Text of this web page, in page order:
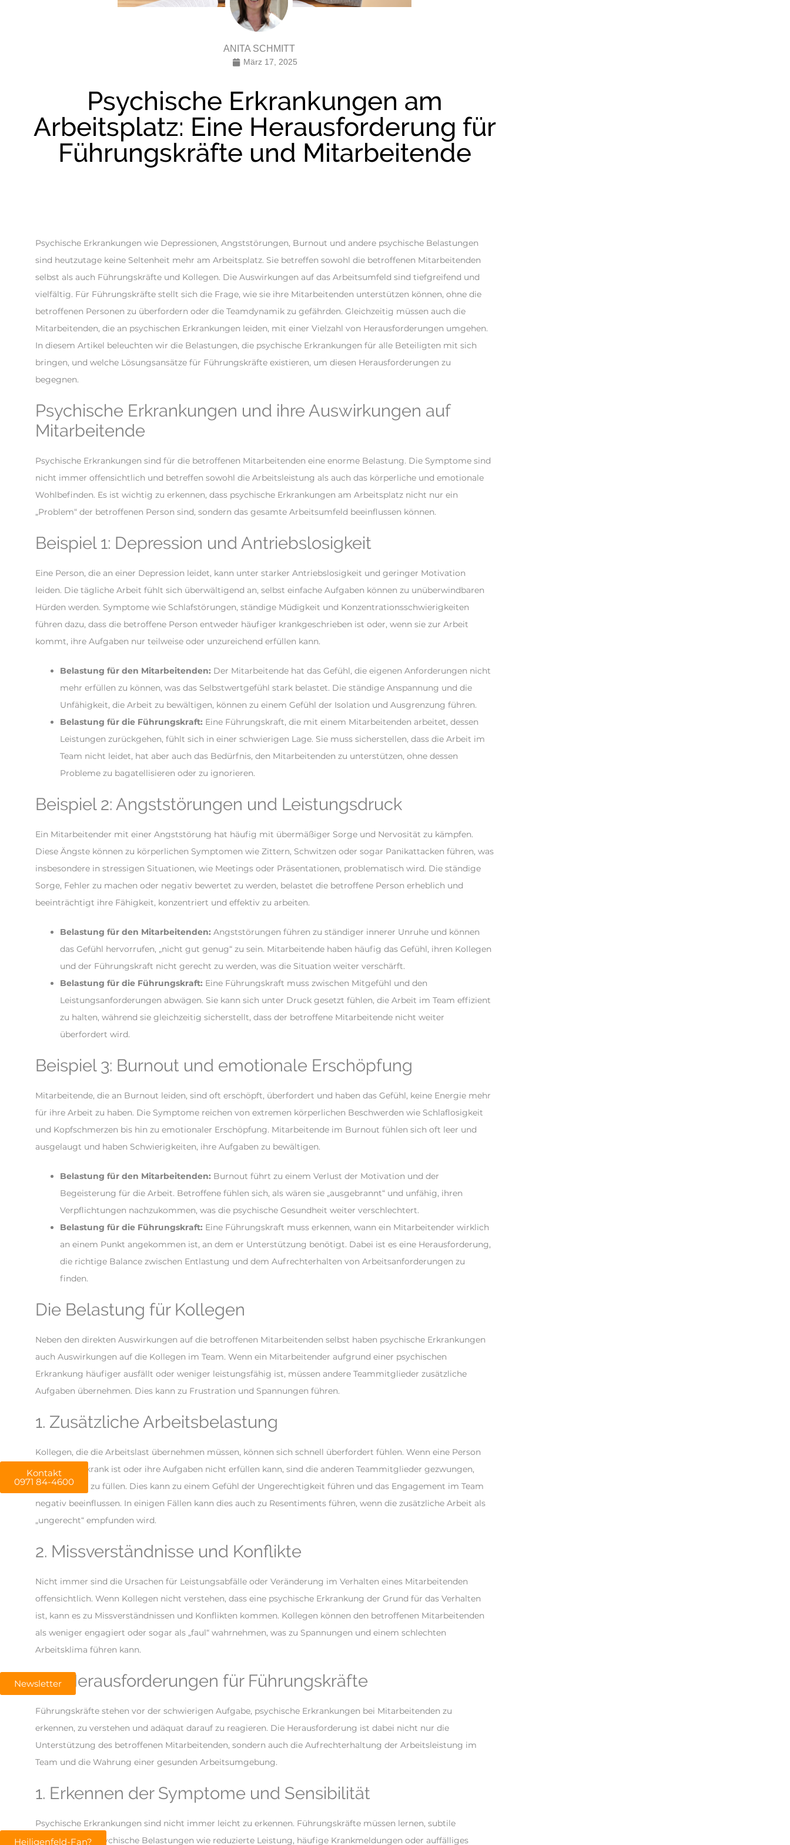
Kontakt
0971 84-4600
Newsletter
Heiligenfeld-Fan?
ANITA SCHMITT
März 17, 2025
Psychische Erkrankungen am
Arbeitsplatz: Eine Herausforderung für
Führungskräfte und Mitarbeitende
Psychische Erkrankungen wie Depressionen, Angststörungen, Burnout und andere psychische Belastungen
sind heutzutage keine Seltenheit mehr am Arbeitsplatz. Sie betreffen sowohl die betroffenen Mitarbeitenden
selbst als auch Führungskräfte und Kollegen. Die Auswirkungen auf das Arbeitsumfeld sind tiefgreifend und
vielfältig. Für Führungskräfte stellt sich die Frage, wie sie ihre Mitarbeitenden unterstützen können, ohne die
betroffenen Personen zu überfordern oder die Teamdynamik zu gefährden. Gleichzeitig müssen auch die
Mitarbeitenden, die an psychischen Erkrankungen leiden, mit einer Vielzahl von Herausforderungen umgehen.
In diesem Artikel beleuchten wir die Belastungen, die psychische Erkrankungen für alle Beteiligten mit sich
bringen, und welche Lösungsansätze für Führungskräfte existieren, um diesen Herausforderungen zu
begegnen.
Psychische Erkrankungen und ihre Auswirkungen auf
Mitarbeitende
Psychische Erkrankungen sind für die betroffenen Mitarbeitenden eine enorme Belastung. Die Symptome sind
nicht immer offensichtlich und betreffen sowohl die Arbeitsleistung als auch das körperliche und emotionale
Wohlbefinden. Es ist wichtig zu erkennen, dass psychische Erkrankungen am Arbeitsplatz nicht nur ein
„Problem“ der betroffenen Person sind, sondern das gesamte Arbeitsumfeld beeinflussen können.
Beispiel 1: Depression und Antriebslosigkeit
Eine Person, die an einer Depression leidet, kann unter starker Antriebslosigkeit und geringer Motivation
leiden. Die tägliche Arbeit fühlt sich überwältigend an, selbst einfache Aufgaben können zu unüberwindbaren
Hürden werden. Symptome wie Schlafstörungen, ständige Müdigkeit und Konzentrationsschwierigkeiten
führen dazu, dass die betroffene Person entweder häufiger krankgeschrieben ist oder, wenn sie zur Arbeit
kommt, ihre Aufgaben nur teilweise oder unzureichend erfüllen kann.
Belastung für den Mitarbeitenden: Der Mitarbeitende hat das Gefühl, die eigenen Anforderungen nicht
mehr erfüllen zu können, was das Selbstwertgefühl stark belastet. Die ständige Anspannung und die
Unfähigkeit, die Arbeit zu bewältigen, können zu einem Gefühl der Isolation und Ausgrenzung führen.
Belastung für die Führungskraft: Eine Führungskraft, die mit einem Mitarbeitenden arbeitet, dessen
Leistungen zurückgehen, fühlt sich in einer schwierigen Lage. Sie muss sicherstellen, dass die Arbeit im
Team nicht leidet, hat aber auch das Bedürfnis, den Mitarbeitenden zu unterstützen, ohne dessen
Probleme zu bagatellisieren oder zu ignorieren.
Beispiel 2: Angststörungen und Leistungsdruck
Ein Mitarbeitender mit einer Angststörung hat häufig mit übermäßiger Sorge und Nervosität zu kämpfen.
Diese Ängste können zu körperlichen Symptomen wie Zittern, Schwitzen oder sogar Panikattacken führen, was
insbesondere in stressigen Situationen, wie Meetings oder Präsentationen, problematisch wird. Die ständige
Sorge, Fehler zu machen oder negativ bewertet zu werden, belastet die betroffene Person erheblich und
beeinträchtigt ihre Fähigkeit, konzentriert und effektiv zu arbeiten.
Belastung für den Mitarbeitenden: Angststörungen führen zu ständiger innerer Unruhe und können
das Gefühl hervorrufen, „nicht gut genug“ zu sein. Mitarbeitende haben häufig das Gefühl, ihren Kollegen
und der Führungskraft nicht gerecht zu werden, was die Situation weiter verschärft.
Belastung für die Führungskraft: Eine Führungskraft muss zwischen Mitgefühl und den
Leistungsanforderungen abwägen. Sie kann sich unter Druck gesetzt fühlen, die Arbeit im Team effizient
zu halten, während sie gleichzeitig sicherstellt, dass der betroffene Mitarbeitende nicht weiter
überfordert wird.
Beispiel 3: Burnout und emotionale Erschöpfung
Mitarbeitende, die an Burnout leiden, sind oft erschöpft, überfordert und haben das Gefühl, keine Energie mehr
für ihre Arbeit zu haben. Die Symptome reichen von extremen körperlichen Beschwerden wie Schlaflosigkeit
und Kopfschmerzen bis hin zu emotionaler Erschöpfung. Mitarbeitende im Burnout fühlen sich oft leer und
ausgelaugt und haben Schwierigkeiten, ihre Aufgaben zu bewältigen.
Belastung für den Mitarbeitenden: Burnout führt zu einem Verlust der Motivation und der
Begeisterung für die Arbeit. Betroffene fühlen sich, als wären sie „ausgebrannt“ und unfähig, ihren
Verpflichtungen nachzukommen, was die psychische Gesundheit weiter verschlechtert.
Belastung für die Führungskraft: Eine Führungskraft muss erkennen, wann ein Mitarbeitender wirklich
an einem Punkt angekommen ist, an dem er Unterstützung benötigt. Dabei ist es eine Herausforderung,
die richtige Balance zwischen Entlastung und dem Aufrechterhalten von Arbeitsanforderungen zu
finden.
Die Belastung für Kollegen
Neben den direkten Auswirkungen auf die betroffenen Mitarbeitenden selbst haben psychische Erkrankungen
auch Auswirkungen auf die Kollegen im Team. Wenn ein Mitarbeitender aufgrund einer psychischen
Erkrankung häufiger ausfällt oder weniger leistungsfähig ist, müssen andere Teammitglieder zusätzliche
Aufgaben übernehmen. Dies kann zu Frustration und Spannungen führen.
1. Zusätzliche Arbeitsbelastung
Kollegen, die die Arbeitslast übernehmen müssen, können sich schnell überfordert fühlen. Wenn eine Person
regelmäßig krank ist oder ihre Aufgaben nicht erfüllen kann, sind die anderen Teammitglieder gezwungen,
diese Lücken zu füllen. Dies kann zu einem Gefühl der Ungerechtigkeit führen und das Engagement im Team
negativ beeinflussen. In einigen Fällen kann dies auch zu Resentiments führen, wenn die zusätzliche Arbeit als
„ungerecht“ empfunden wird.
2. Missverständnisse und Konflikte
Nicht immer sind die Ursachen für Leistungsabfälle oder Veränderung im Verhalten eines Mitarbeitenden
offensichtlich. Wenn Kollegen nicht verstehen, dass eine psychische Erkrankung der Grund für das Verhalten
ist, kann es zu Missverständnissen und Konflikten kommen. Kollegen können den betroffenen Mitarbeitenden
als weniger engagiert oder sogar als „faul“ wahrnehmen, was zu Spannungen und einem schlechten
Arbeitsklima führen kann.
Die Herausforderungen für Führungskräfte
Führungskräfte stehen vor der schwierigen Aufgabe, psychische Erkrankungen bei Mitarbeitenden zu
erkennen, zu verstehen und adäquat darauf zu reagieren. Die Herausforderung ist dabei nicht nur die
Unterstützung des betroffenen Mitarbeitenden, sondern auch die Aufrechterhaltung der Arbeitsleistung im
Team und die Wahrung einer gesunden Arbeitsumgebung.
1. Erkennen der Symptome und Sensibilität
Psychische Erkrankungen sind nicht immer leicht zu erkennen. Führungskräfte müssen lernen, subtile
Anzeichen für psychische Belastungen wie reduzierte Leistung, häufige Krankmeldungen oder auffälliges